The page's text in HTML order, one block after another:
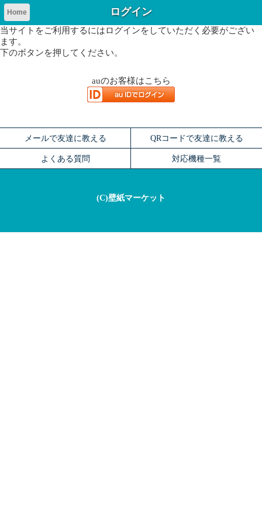
Home ログイン
当サイトをご利用するにはログインをしていただく必要がござい
ます。
下のボタンを押してください。
auのお客様はこちら
メールで友達に教える QRコードで友達に教える
よくある質問 対応機種一覧
(C)壁紙マーケット